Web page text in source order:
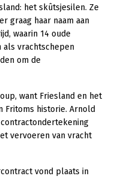
het skûtsjesilen. Ze
graag haar naam aan
waarin 14 oude
als vrachtschepen
om de
want Friesland en het
Fritoms historie. Arnold
vervoeren van vracht
vond plaats in